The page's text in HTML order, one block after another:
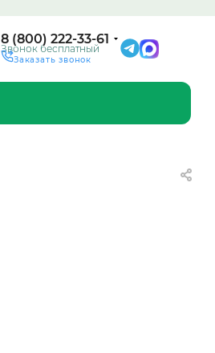
8 (800) 222-33-61
Звонок бесплатный
Заказать звонок